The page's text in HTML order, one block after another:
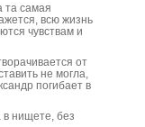
та самая
всю жизнь
чувствам и
от
не могла,
погибает в
нищете, без